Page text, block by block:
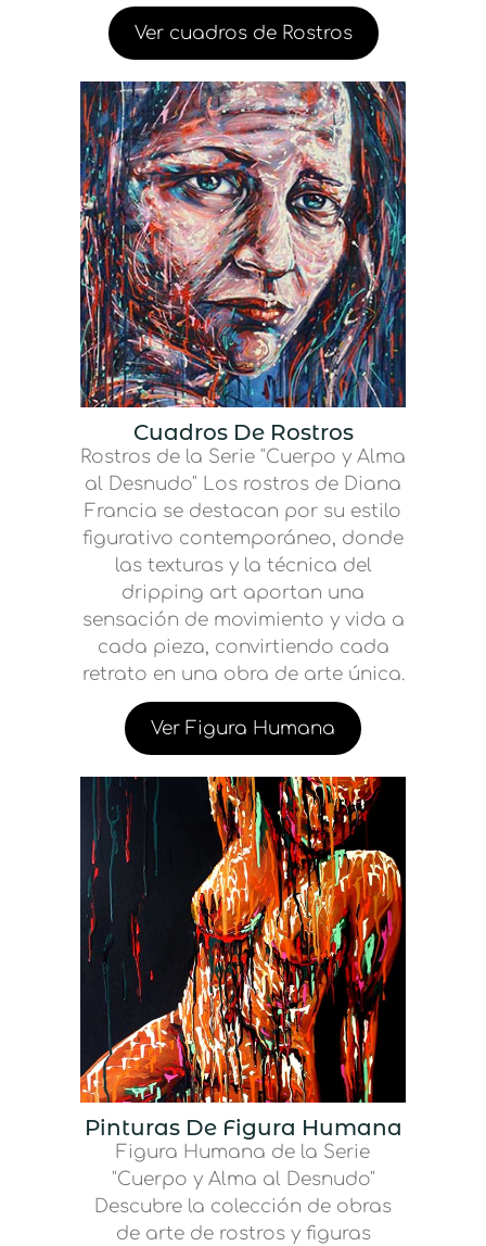
Ver cuadros de Rostros
Cuadros De Rostros
Rostros de la Serie "Cuerpo y Alma
al Desnudo" Los rostros de Diana
Francia se destacan por su estilo
figurativo contemporáneo, donde
las texturas y la técnica del
dripping art aportan una
sensación de movimiento y vida a
cada pieza, convirtiendo cada
retrato en una obra de arte única.
Ver Figura Humana
Pinturas De Figura Humana
Figura Humana de la Serie
"Cuerpo y Alma al Desnudo"
Descubre la colección de obras
de arte de rostros y figuras